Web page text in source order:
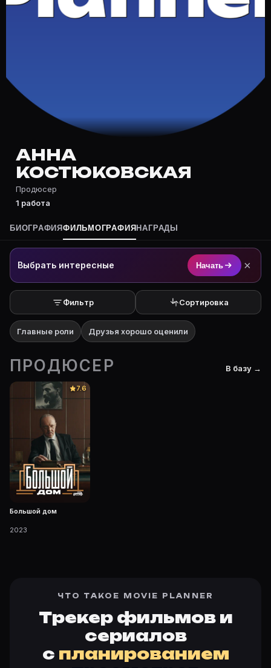
Частые вопросы о Анна
Полный список — на Movie Planner: https://movie-
Кто такой(ая) Анна Костюковская?
Анна Костюковская — Продюсер. Биография и роли
Где открыть фильмографию Анна Костюковская?
На Movie Planner: https://movie-planner.ru/s/
АННА
КОСТЮКОВСКАЯ
Продюсер
1 работа
БИОГРАФИЯФИЛЬМОГРАФИЯ НАГРАДЫ
Выбрать интересные Начать ×
Фильтр Сортировка
Главные роли Друзья хорошо оценили
ПРОДЮСЕР В базу →
7.6
Большой дом
2023
ЧТО ТАКОЕ MOVIE PLANNER
Трекер фильмов и
сериалов
с планированием